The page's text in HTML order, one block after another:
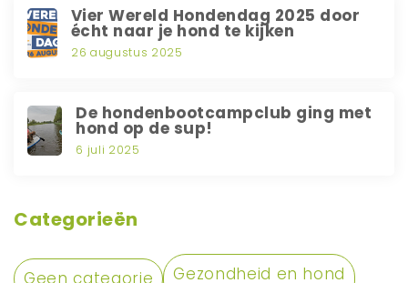
Vier Wereld Hondendag 2025 door
écht naar je hond te kijken
26 augustus 2025
De hondenbootcampclub ging met
hond op de sup!
6 juli 2025
Categorieën
Geen categorie Gezondheid en hond